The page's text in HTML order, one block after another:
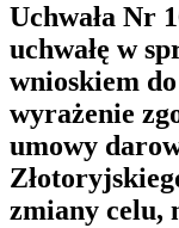
Uchwała Nr
uchwałę w
wnioskiem
wyrażenie
umowy
zmiany celu,